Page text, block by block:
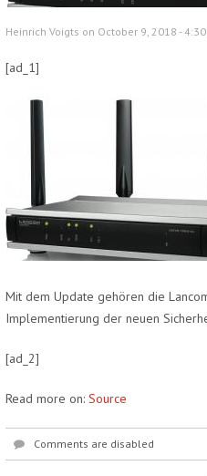
Heinrich Voigts on October 9, 2018 -
[ad_1]
Mit dem Update gehören die
Implementierung der neuen
[ad_2]
Read more on: Source
Comments are disabled